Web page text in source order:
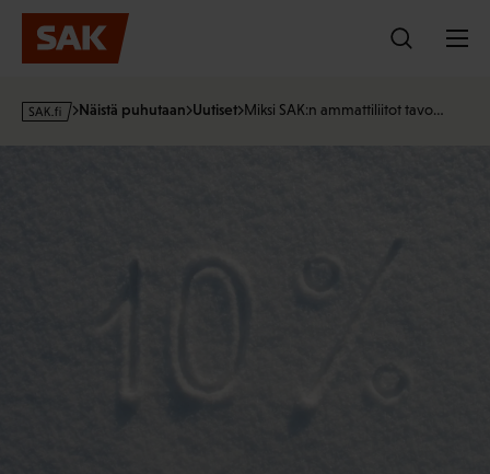
Hyppää
sisältöön
s
Näistä puhutaan Uutiset Miksi SAK:n ammattiliitot tavo…